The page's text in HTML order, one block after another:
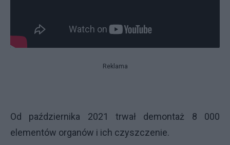
Reklama
Od października 2021 trwał demontaż 8 000
elementów organów i ich czyszczenie.